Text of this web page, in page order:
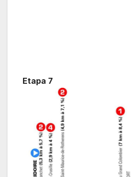
Etapa 7